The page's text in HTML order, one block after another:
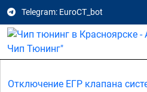
Telegram: EuroCT_bot
Отключение ЕГР клапана